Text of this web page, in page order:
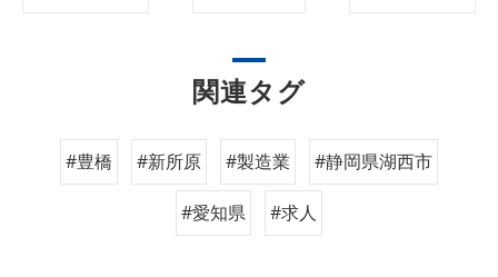
関連タグ
#豊橋 #新所原 #製造業 #静岡県湖西市
#愛知県 #求人